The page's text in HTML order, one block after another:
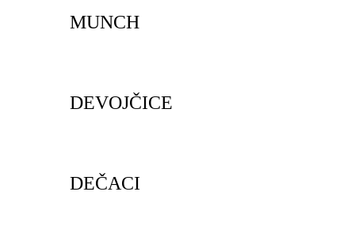
MUNCH
DEVOJČICE
DEČACI